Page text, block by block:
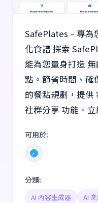
SafePlates – 專為
化食譜 探索
能為您量身打造
點。節省時間、確
的餐點規劃，提供
社群分享 功能。立
可用於:
分類:
AI 內容生成器 AI